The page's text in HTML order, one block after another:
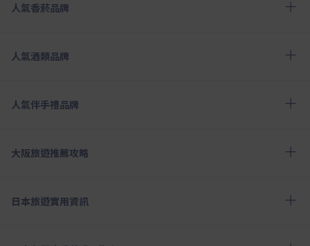
人氣香菸品牌
人氣酒類品牌
人氣伴手禮品牌
大阪旅遊推薦攻略
日本旅遊實用資訊